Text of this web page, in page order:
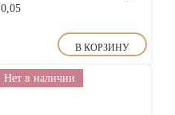
В КОРЗИНУ
Нет в наличии